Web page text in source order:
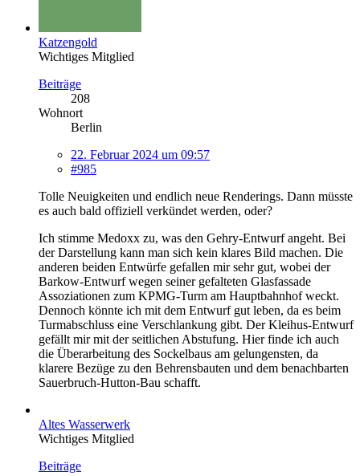
Katzengold
Wichtiges Mitglied
Beiträge
208
Wohnort
Berlin
22. Februar 2024 um 09:57
#985
Tolle Neuigkeiten und endlich neue Renderings. Dann müsste
es auch bald offiziell verkündet werden, oder?
Ich stimme Medoxx zu, was den Gehry-Entwurf angeht. Bei
der Darstellung kann man sich kein klares Bild machen. Die
anderen beiden Entwürfe gefallen mir sehr gut, wobei der
Barkow-Entwurf wegen seiner gefalteten Glasfassade
Assoziationen zum KPMG-Turm am Hauptbahnhof weckt.
Dennoch könnte ich mit dem Entwurf gut leben, da es beim
Turmabschluss eine Verschlankung gibt. Der Kleihus-Entwurf
gefällt mir mit der seitlichen Abstufung. Hier finde ich auch
die Überarbeitung des Sockelbaus am gelungensten, da
klarere Bezüge zu den Behrensbauten und dem benachbarten
Sauerbruch-Hutton-Bau schafft.
Altes Wasserwerk
Wichtiges Mitglied
Beiträge